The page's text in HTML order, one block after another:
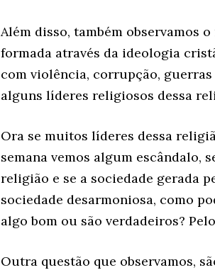
Além disso, também observamos
formada através da ideologia
com violência, corrupção, guerras
alguns líderes religiosos dessa
Ora se muitos líderes dessa
semana vemos algum escândalo,
religião e se a sociedade gerada
sociedade desarmoniosa, como
algo bom ou são verdadeiros?
Outra questão que observamos,